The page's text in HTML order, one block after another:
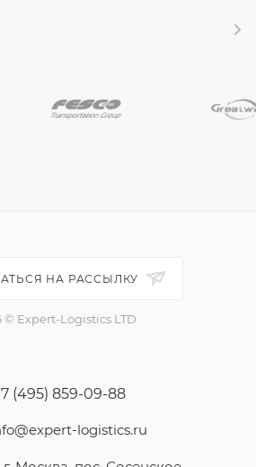
НА РАССЫЛКУ
© Expert-Logistics LTD
(495) 859-09-88
logistics.ru